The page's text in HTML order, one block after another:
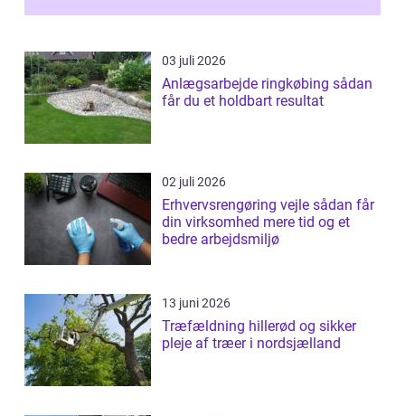
03 juli 2026
Anlægsarbejde ringkøbing sådan
får du et holdbart resultat
02 juli 2026
Erhvervsrengøring vejle sådan får
din virksomhed mere tid og et
bedre arbejdsmiljø
13 juni 2026
Træfældning hillerød og sikker
pleje af træer i nordsjælland